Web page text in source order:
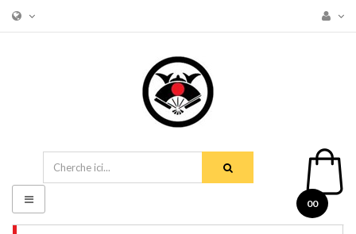
00
Basculer
la
navigation